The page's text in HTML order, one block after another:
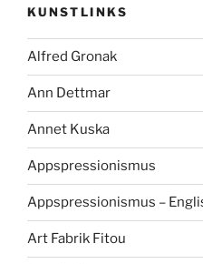
KUNSTLINKS
Alfred Gronak
Ann Dettmar
Annet Kuska
Appspressionismus
Appspressionismus –
Art Fabrik Fitou